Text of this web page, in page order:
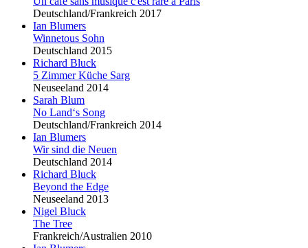
Deutschland/Frankreich 2017
Ian Blumers
Winnetous Sohn
Deutschland 2015
Richard Bluck
5 Zimmer Küche Sarg
Neuseeland 2014
Sarah Blum
No Land‘s Song
Deutschland/Frankreich 2014
Ian Blumers
Wir sind die Neuen
Deutschland 2014
Richard Bluck
Beyond the Edge
Neuseeland 2013
Nigel Bluck
The Tree
Frankreich/Australien 2010